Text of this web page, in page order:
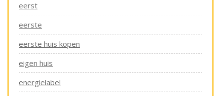
eerst
eerste
eerste huis kopen
eigen huis
energielabel